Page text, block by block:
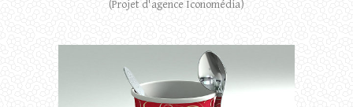
(Projet d'agence Iconomédia)